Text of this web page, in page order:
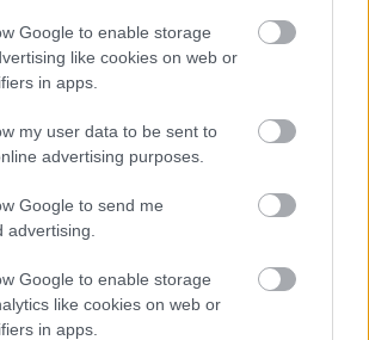
Google to enable storage
like cookies on web or
in apps.
my user data to be sent to
advertising purposes.
Google to send me
advertising.
Google to enable storage
like cookies on web or
in apps.
kecskeméti gyárában a munkavállalók
egy műszakra csökkentették a
gépsorokat bontanak le, és a